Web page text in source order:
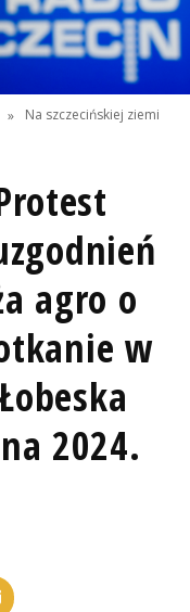
» Na szczecińskiej ziemi
agro o
w
2024.